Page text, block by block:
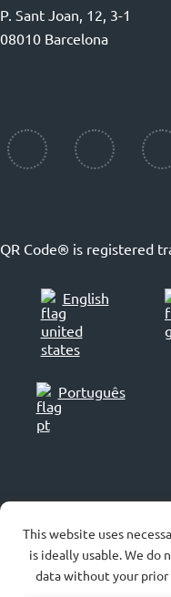
P. Sant Joan, 12, 3-1
08010 Barcelona
QR Code® is registered
English
Português
© 2007-2026
This website uses
is ideally usable. We do
data without your prior